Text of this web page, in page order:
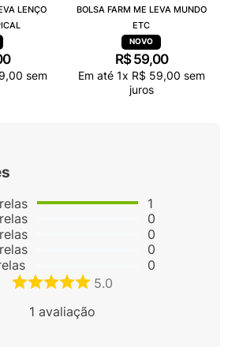
LENÇO
,00 sem
BOLSA FARM ME LEVA MUNDO
ETC
R$ 59,00
Em até 1x R$ 59,00 sem
juros
1
0
0
0
0
5.0
1 avaliação